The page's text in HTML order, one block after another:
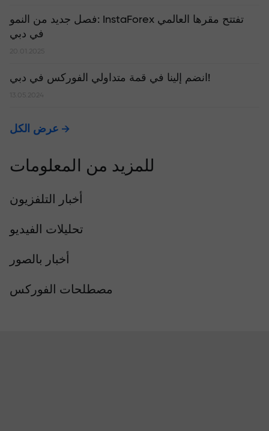
​فصل جديد من النمو: InstaForex تفتتح مقرها العالمي
في دبي
20.01.2025
انضم إلينا في قمة متداولي الفوركس في دبي!
13.05.2024
عرض الكل
للمزيد من المعلومات
أخبار التلفزيون
تحليلات الفيديو
أخبار بالصور
مصطلحات الفوركس